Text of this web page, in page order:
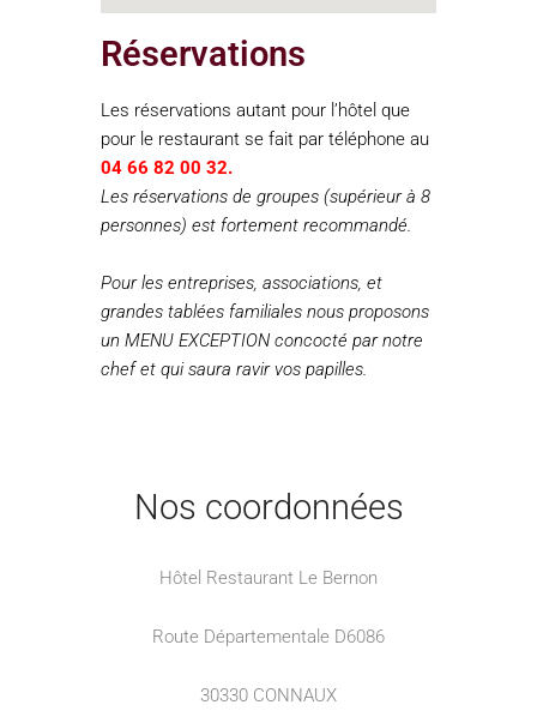
Réservations
Les réservations autant pour l’hôtel que
pour le restaurant se fait par téléphone au
04 66 82 00 32.
Les réservations de groupes (supérieur à 8
personnes) est fortement recommandé.
Pour les entreprises, associations, et
grandes tablées familiales nous proposons
un MENU EXCEPTION concocté par notre
chef et qui saura ravir vos papilles.
Nos coordonnées
Hôtel Restaurant Le Bernon
Route Départementale D6086
30330 CONNAUX